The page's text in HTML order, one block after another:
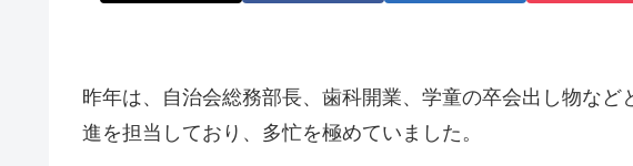
昨年は、自治会総務部長、歯科開業、学童の卒会出し物な
進を担当しており、多忙を極めていました。